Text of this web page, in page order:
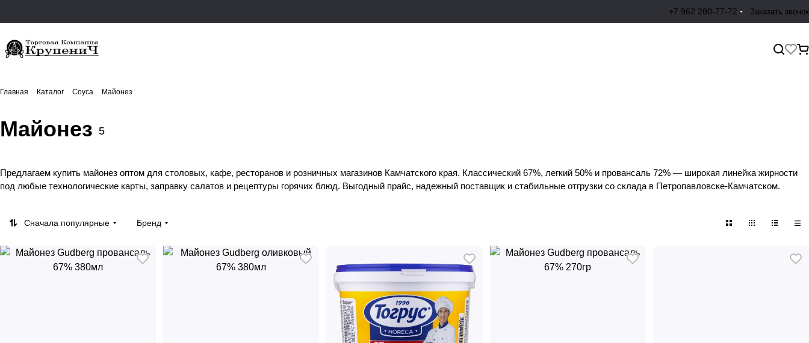
+7 962 280-77-72 Заказать звонок
Главная Каталог Соуса Майонез
Майонез 5
Предлагаем купить майонез оптом для столовых, кафе, ресторанов и розничных магазинов Камчатского края. Классический 67%, легкий 50% и провансаль 72% — широкая линейка жирности
под любые технологические карты, заправку салатов и рецептуры горячих блюд. Выгодный прайс, надежный поставщик и стабильные отгрузки со склада в Петропавловске-Камчатском.
Сначала популярные Бренд